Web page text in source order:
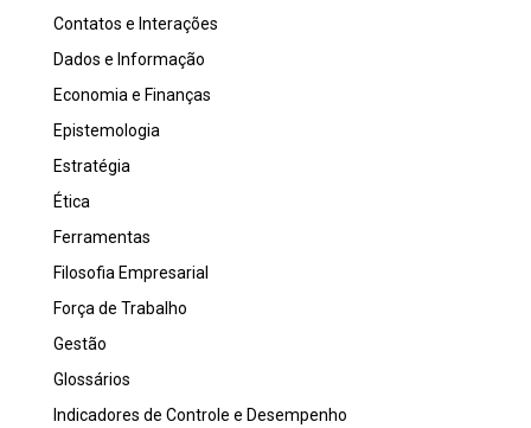
Contatos e Interações
Dados e Informação
Economia e Finanças
Epistemologia
Estratégia
Ética
Ferramentas
Filosofia Empresarial
Força de Trabalho
Gestão
Glossários
Indicadores de Controle e Desempenho